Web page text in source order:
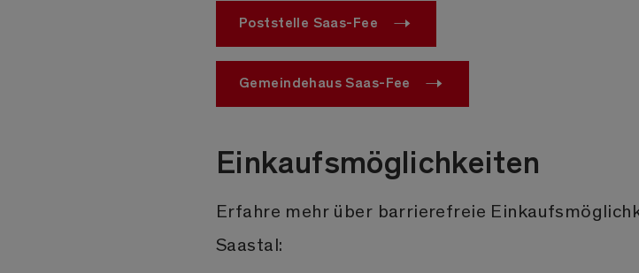
Poststelle Saas-Fee
Gemeindehaus Saas-Fee
Einkaufsmöglichkeiten
Erfahre mehr über barrierefreie
Saastal: